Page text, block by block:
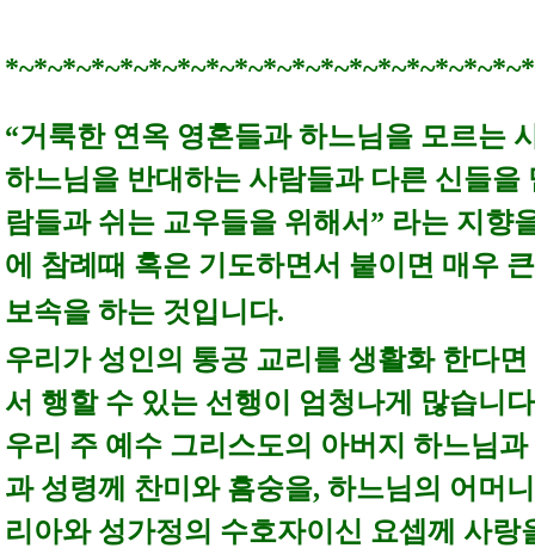
“거룩한 연옥 영혼들과 하느님을 모르는
하느님을 반대하는 사람들과 다른 신들을
람들과 쉬는 교우들을 위해서” 라는 지향
에 참례때 혹은 기도하면서 붙이면 매우
보속을 하는 것입니다.
우리가 성인의 통공 교리를 생활화 한다
서 행할 수 있는 선행이 엄청나게 많습니
우리 주 예수 그리스도의 아버지 하느님
과 성령께 찬미와 흠숭을, 하느님의 어머
리아와 성가정의 수호자이신 요셉께 사랑